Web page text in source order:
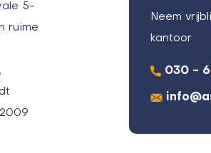
5-
ruime
Neem
kantoor
030 -